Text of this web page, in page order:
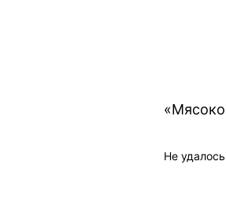
Не удалось